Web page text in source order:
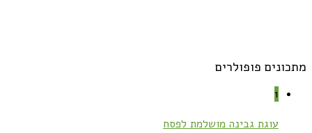
מתכונים פופולרים
1
עוגת גבינה מושלמת לפסח